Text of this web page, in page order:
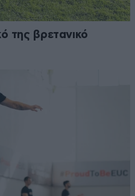
της βρετανικό